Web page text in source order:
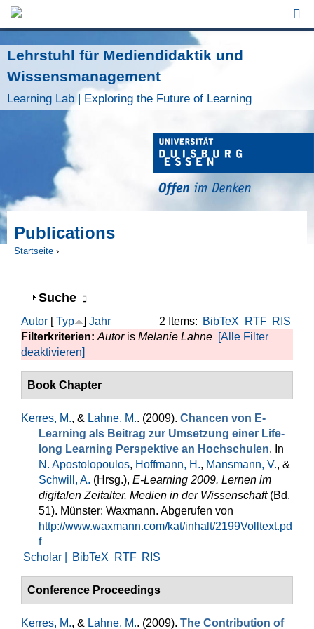
Jump to Navigation
Lehrstuhl für Mediendidaktik und
Wissensmanagement
Learning Lab | Exploring the Future of Learning
Publications
Startseite ›
Anzeigen
Suche
2 Items: BibTeX RTF RIS
Autor [Typ ] Jahr
Filterkriterien: Autoris Melanie Lahne [Alle Filter
deaktivieren]
Book Chapter
Kerres, M., & Lahne, M.. (2009). Chancen von E-
Learning als Beitrag zur Umsetzung einer Life-
long Learning Perspektive an Hochschulen. In
N. Apostolopoulos, Hoffmann, H., Mansmann, V., &
Schwill, A. (Hrsg.), E-Learning 2009. Lernen im
digitalen Zeitalter. Medien in der Wissenschaft(Bd.
51). Münster: Waxmann. Abgerufen von
http://www.waxmann.com/kat/inhalt/2199Volltext.pd
f
Scholar |
BibTeX RTF RIS
Conference Proceedings
Kerres, M., & Lahne, M.. (2009). The Contribution of